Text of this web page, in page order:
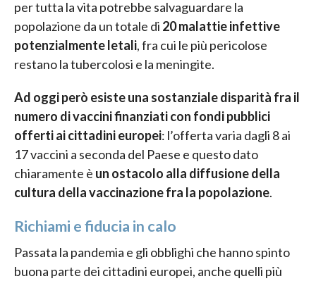
per tutta la vita potrebbe salvaguardare la
popolazione da un totale di 20 malattie infettive
potenzialmente letali, fra cui le più pericolose
restano la tubercolosi e la meningite.
Ad oggi però esiste una sostanziale disparità fra il
numero di vaccini finanziati con fondi pubblici
offerti ai cittadini europei: l’offerta varia dagli 8 ai
17 vaccini a seconda del Paese e questo dato
chiaramente è un ostacolo alla diffusione della
cultura della vaccinazione fra la popolazione.
Richiami e fiducia in calo
Passata la pandemia e gli obblighi che hanno spinto
buona parte dei cittadini europei, anche quelli più